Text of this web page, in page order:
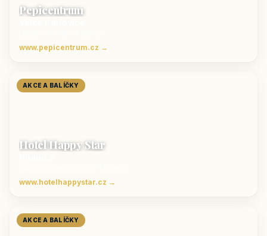
Pepicentrum
www.pepicentrum.cz →
AKCE A BALÍČKY
Hotel Happy Star
www.hotelhappystar.cz →
AKCE A BALÍČKY